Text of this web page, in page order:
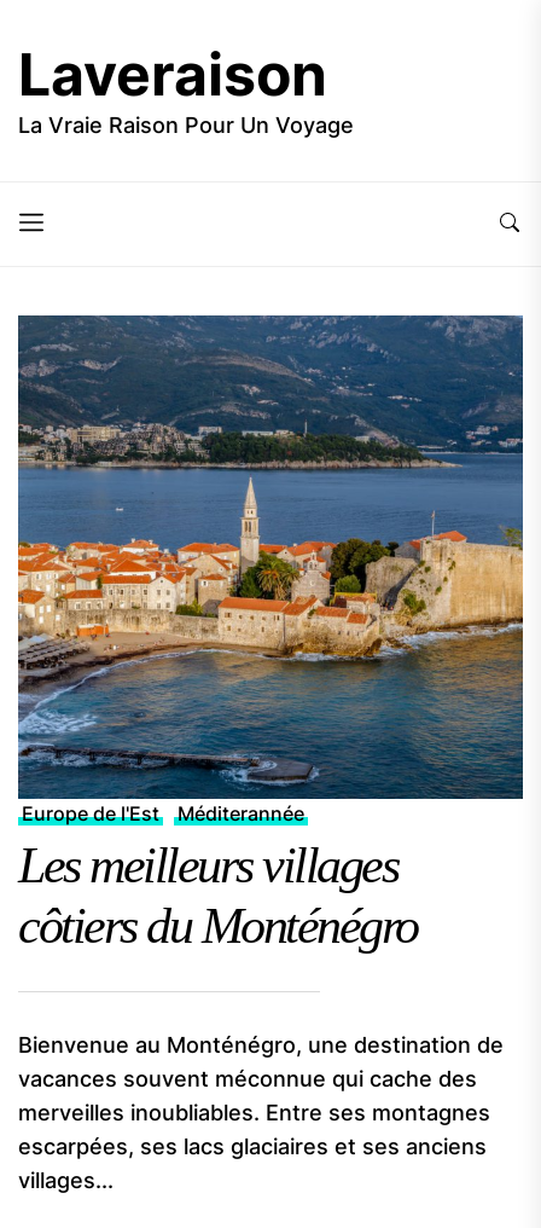
content
Laveraison
La Vraie Raison Pour Un Voyage
Europe de l'Est Méditerannée
Les meilleurs villages
côtiers du Monténégro
Bienvenue au Monténégro, une destination de
vacances souvent méconnue qui cache des
merveilles inoubliables. Entre ses montagnes
escarpées, ses lacs glaciaires et ses anciens
villages...